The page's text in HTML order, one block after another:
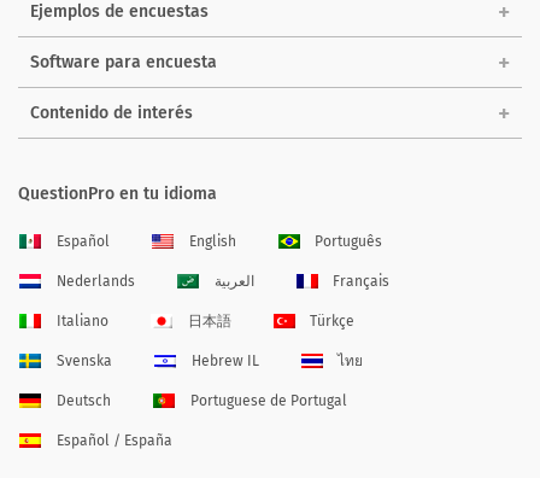
Ejemplos de encuestas
Software para encuesta
Contenido de interés
QuestionPro en tu idioma
Español English Português
Nederlands العربية Français
Italiano 日本語 Türkçe
Svenska Hebrew IL ไทย
Deutsch Portuguese de Portugal
Español / España